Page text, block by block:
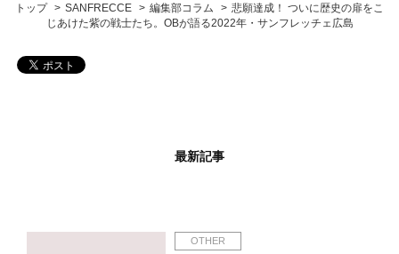
トップ SANFRECCE 編集部コラム
悲願達成！ ついに歴史の扉をこ
じあけた紫の戦士たち。OBが語る2022年・サンフレッチェ広島
最新記事
OTHER